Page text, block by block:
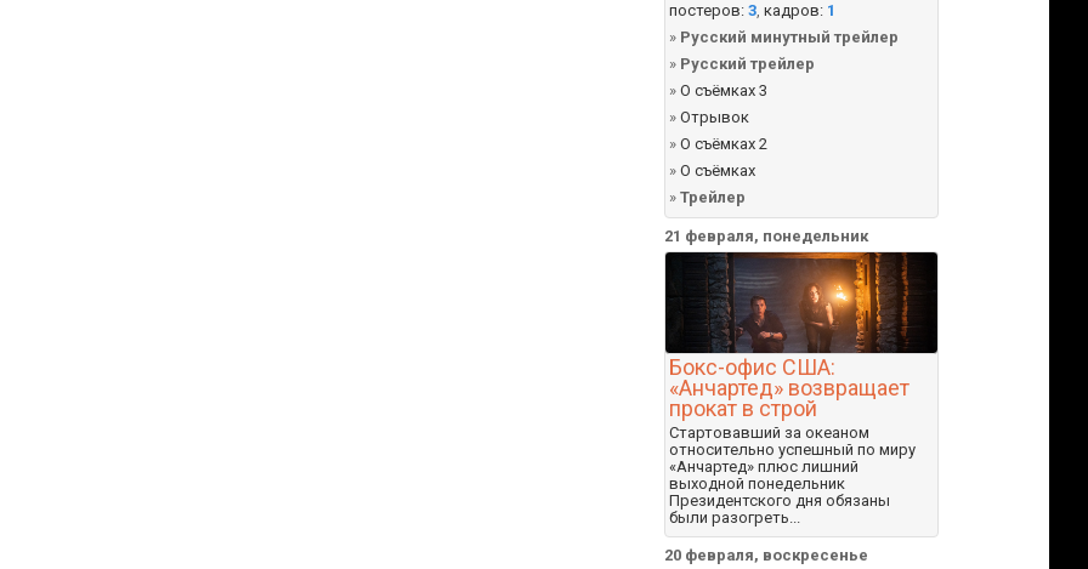
постеров: 3, кадров: 1
» Русский минутный трейлер
» Русский трейлер
» О съёмках 3
» Отрывок
» О съёмках 2
» О съёмках
» Трейлер
21 февраля, понедельник
Бокс-офис США:
«Анчартед» возвращает
прокат в строй
Стартовавший за океаном
относительно успешный по миру
«Анчартед» плюс лишний
выходной понедельник
Президентского дня обязаны
были разогреть...
20 февраля, воскресенье